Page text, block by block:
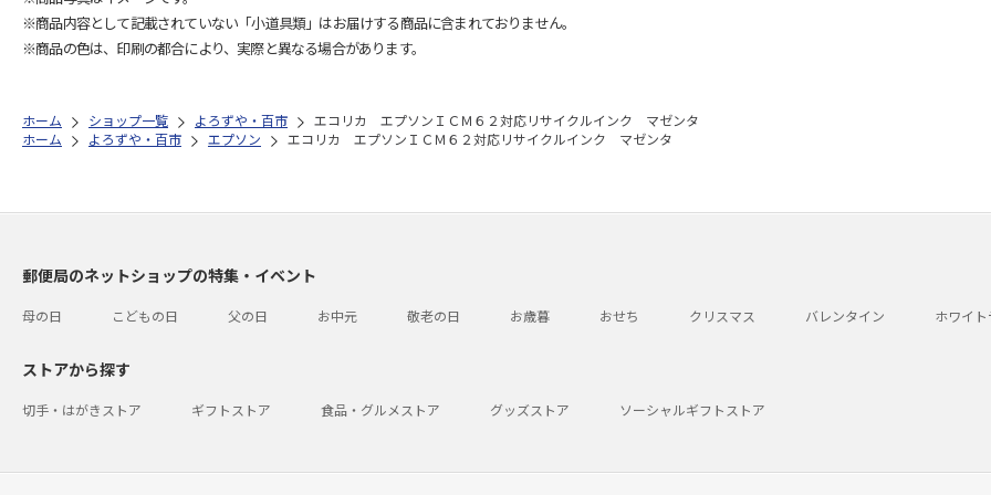
※商品内容として記載されていない「小道具類」はお届けする商品に含まれておりません。
※商品の色は、印刷の都合により、実際と異なる場合があります。
ホーム ショップ一覧 よろずや・百市
エコリカ エプソンＩＣＭ６２対応リサイクルインク マゼンタ
ホーム
よろずや・百市 エプソン エコリカ エプソンＩＣＭ６２対応リサイクルインク マゼンタ
郵便局のネットショップの特集・イベント
母の日 こどもの日 父の日 お中元 敬老の日 お歳暮 おせち クリスマス バレンタイン ホワイ
ストアから探す
切手・はがきストア ギフトストア 食品・グルメストア グッズストア ソーシャルギフトストア